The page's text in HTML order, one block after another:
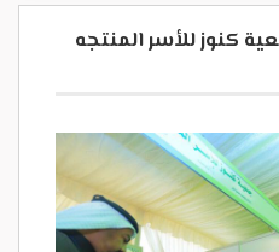
كنوز للأسر المنتجه